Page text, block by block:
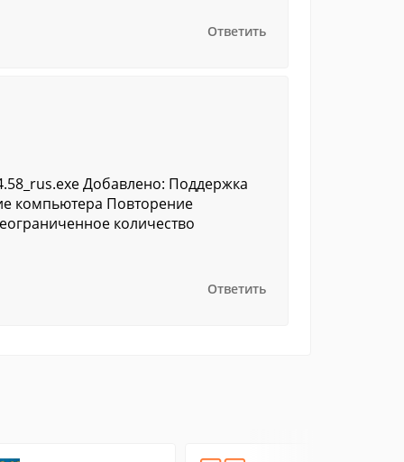
Ответить
Добавлено: Поддержка
компьютера Повторение
количество
Ответить